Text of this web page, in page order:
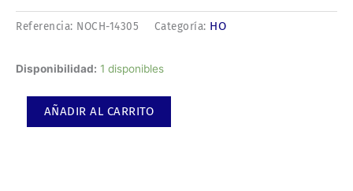
Referencia: NOCH-14305 Categoría: HO
Disponibilidad: 1 disponibles
Paso
AÑADIR AL CARRITO